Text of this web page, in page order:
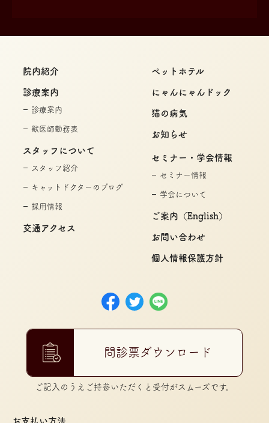
院内紹介
診療案内
診療案内
獣医師勤務表
スタッフについて
スタッフ紹介
キャットドクターのブログ
採用情報
交通アクセス
ペットホテル
にゃんにゃんドック
猫の病気
お知らせ
セミナー・学会情報
セミナー情報
学会について
ご案内（English）
お問い合わせ
個人情報保護方針
問診票ダウンロード
ご記入のうえご持参いただくと受付がスムーズです。
お支払い方法